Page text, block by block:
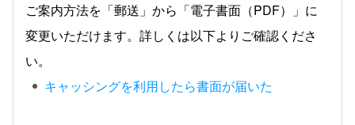
ご案内方法を「郵送」から「電子書面（PDF）」に
変更いただけます。詳しくは以下よりご確認くださ
い。
キャッシングを利用したら書面が届いた